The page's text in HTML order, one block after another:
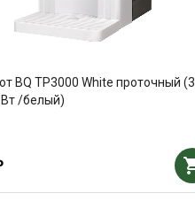
BQ TP3000 White проточный (3
/белый)